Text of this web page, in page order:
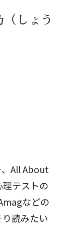
しょう
All About
テストの
などの
読みたい